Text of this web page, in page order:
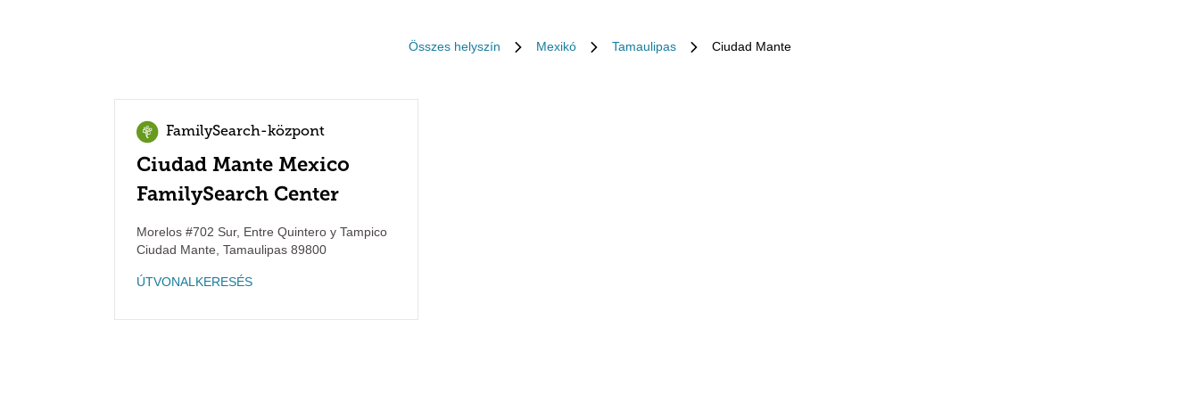
Összes helyszín Mexikó Tamaulipas Ciudad Mante
FamilySearch-központ
Ciudad Mante Mexico
FamilySearch Center
Morelos #702 Sur, Entre Quintero y Tampico
Ciudad Mante Tamaulipas 89800
ÚTVONALKERESÉS